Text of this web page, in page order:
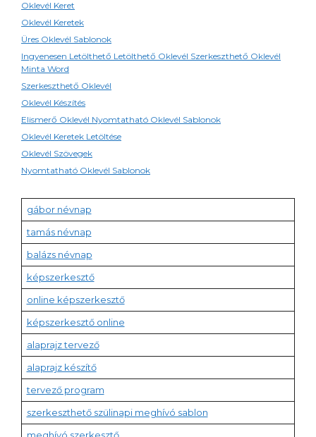
Oklevél Keret
Oklevél Keretek
Üres Oklevél Sablonok
Ingyenesen Letölthető Letölthető Oklevél Szerkeszthető Oklevél
Minta Word
Szerkeszthető Oklevél
Oklevél Készítés
Elismerő Oklevél Nyomtatható Oklevél Sablonok
Oklevél Keretek Letöltése
Oklevél Szövegek
Nyomtatható Oklevél Sablonok
gábor névnap
tamás névnap
balázs névnap
képszerkesztő
online képszerkesztő
képszerkesztő online
alaprajz tervező
alaprajz készítő
tervező program
szerkeszthető szülinapi meghívó sablon
meghívó szerkesztő